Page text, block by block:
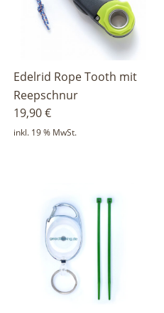
Edelrid Rope Tooth mit
Reepschnur
19,90€
inkl. 19 % MwSt.